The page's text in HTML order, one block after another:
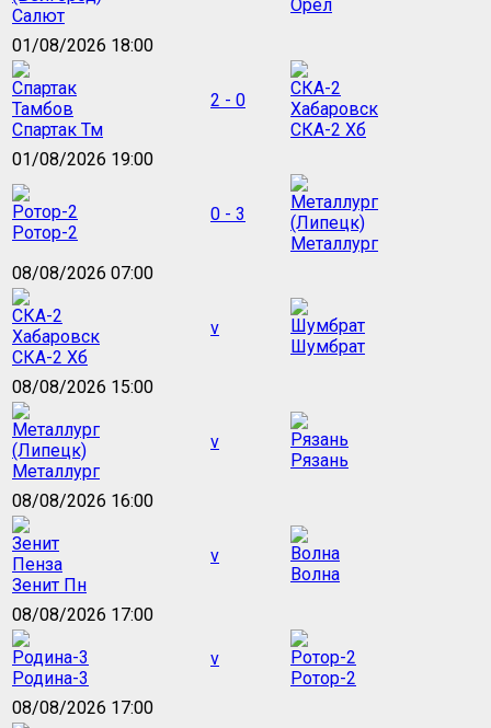
Салют
Орёл
01/08/2026 18:00
Спартак Тм
2 - 0
СКА-2 Хб
01/08/2026 19:00
Ротор-2
0 - 3
Металлург
08/08/2026 07:00
СКА-2 Хб
v
Шумбрат
08/08/2026 15:00
Металлург
v
Рязань
08/08/2026 16:00
Зенит Пн
v
Волна
08/08/2026 17:00
Родина-3
v
Ротор-2
08/08/2026 17:00